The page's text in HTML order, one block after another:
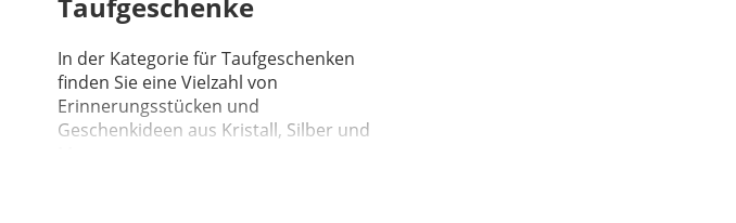
In der Kategorie für Taufgeschenken
finden Sie eine Vielzahl von
Erinnerungsstücken und
Geschenkideen aus Kristall, Silber und